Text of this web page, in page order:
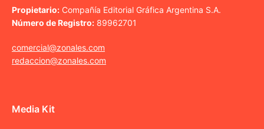
Propietario: Compañía Editorial Gráfica Argentina S.A.
Número de Registro: 89962701
comercial@zonales.com
redaccion@zonales.com
Media Kit